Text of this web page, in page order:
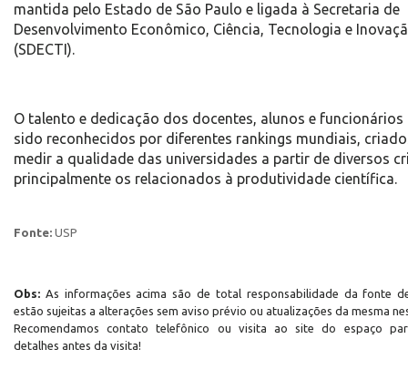
mantida pelo Estado de São Paulo e ligada à Secretaria de
Desenvolvimento Econômico, Ciência, Tecnologia e
(SDECTI).
O talento e dedicação dos docentes, alunos e funcionários
sido reconhecidos por diferentes rankings mundiais,
medir a qualidade das universidades a partir de diversos
principalmente os relacionados à produtividade científica.
Fonte: USP
Obs: As informações acima são de total responsabilidade da fonte
estão sujeitas a alterações sem aviso prévio ou atualizações da mesma
Recomendamos contato telefônico ou visita ao site do espaço
detalhes antes da visita!